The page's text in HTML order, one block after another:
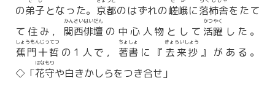
の弟子となった。 京都のはずれの嵯峨に落柿舎をたて
て住み， 関西俳壇
かんさいはいだん
の中心人物として 活躍
かつやく
した。
蕉門十哲
しょうもんじってつ
の1人で， 著書
ちょしょ
に『 去来抄
きょらいしょう
』がある。
◇「花守
はなもり
や白きかしらをつき合せ」